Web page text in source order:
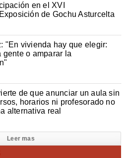
en el XVI
de Gochu Asturcelta
"En vivienda hay que elegir:
gente o amparar la
de que anunciar un aula sin
horarios ni profesorado no
alternativa real
Leer mas